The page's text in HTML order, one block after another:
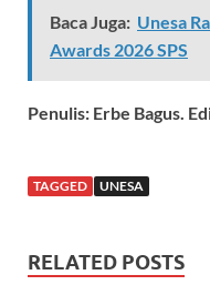
Baca Juga: Unesa
Awards 2026 SPS
Penulis: Erbe Bagus.
TAGGED UNESA
RELATED POSTS